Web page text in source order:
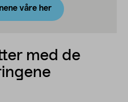
våre her
med de